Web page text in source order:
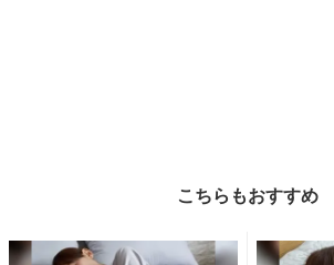
こちらもおすすめ